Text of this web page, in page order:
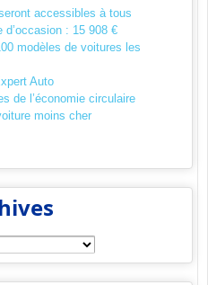
accessibles à tous
d’occasion : 15 908 €
modèles de voitures les
Auto
de l’économie circulaire
moins cher